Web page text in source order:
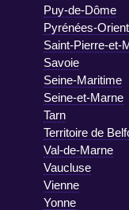
Puy-de-Dôme
Pyrénées-
Saint-Pierre-et-
Savoie
Seine-Maritime
Seine-et-Marne
Tarn
Territoire de
Val-de-Marne
Vaucluse
Vienne
Yonne